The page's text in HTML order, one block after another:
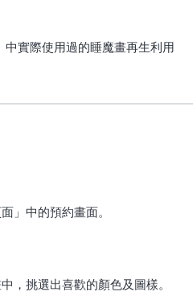
實際使用過的睡魔畫再生利用
」中的預約畫面。
，挑選出喜歡的顏色及圖樣。